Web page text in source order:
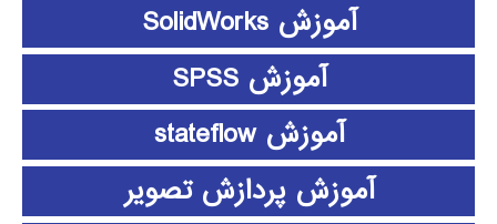
آموزش SolidWorks
آموزش SPSS
آموزش stateflow
آموزش پردازش تصویر